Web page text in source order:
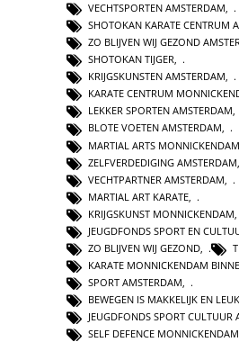
VECHTSPORTEN AMSTERDAM,
SHOTOKAN KARATE CENTRUM
ZO BLIJVEN WIJ GEZOND
SHOTOKAN TIJGER,
KRIJGSKUNSTEN AMSTERDAM,
KARATE CENTRUM
LEKKER SPORTEN AMSTERDAM,
BLOTE VOETEN AMSTERDAM,
MARTIAL ARTS MONNICKENDAM
ZELFVERDEDIGING AMSTERDAM
VECHTPARTNER AMSTERDAM
MARTIAL ART KARATE
KRIJGSKUNST MONNICKENDAM
JEUGDFONDS SPORT EN
ZO BLIJVEN WIJ GEZOND
KARATE MONNICKENDAM
SPORT AMSTERDAM,
BEWEGEN IS MAKKELIJK EN LEUK
JEUGDFONDS SPORT CULTUUR
SELF DEFENCE MONNICKENDAM